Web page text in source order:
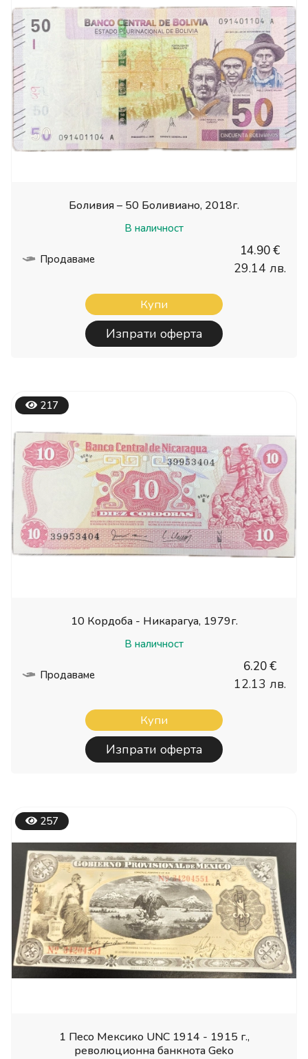
Боливия – 50 Боливиано, 2018г.
В наличност
Продаваме
14.90 €
29.14 лв.
Купи
Изпрати оферта
217
10 Кордоба - Никарагуа, 1979г.
В наличност
Продаваме
6.20 €
12.13 лв.
Купи
Изпрати оферта
257
1 Песо Мексико UNC 1914 - 1915 г.,
революционна банкнота Geko